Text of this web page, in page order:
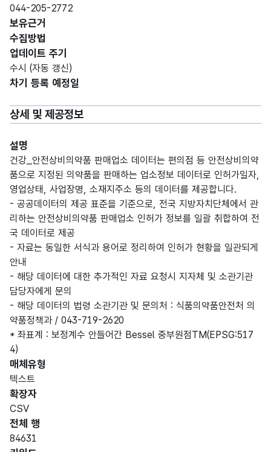
044-205-2772
보유근거
수집방법
업데이트 주기
수시 (자동 갱신)
차기 등록 예정일
상세 및 제공정보
설명
건강_안전상비의약품 판매업소 데이터는 편의점 등 안전상비의약
품으로 지정된 의약품을 판매하는 업소정보 데이터로 인허가일자,
영업상태, 사업장명, 소재지주소 등의 데이터를 제공합니다.
- 공공데이터의 제공 표준을 기준으로, 전국 지방자치단체에서 관
리하는 안전상비의약품 판매업소 인허가 정보를 일괄 취합하여 전
국 데이터로 제공
- 자료는 동일한 서식과 용어로 정리하여 인허가 현황을 일관되게
안내
- 해당 데이터에 대한 추가적인 자료 요청시 지자체 및 소관기관
담당자에게 문의
- 해당 데이터의 법령 소관기관 및 문의처 : 식품의약품안전처 의
약품정책과 / 043-719-2620
* 좌표계 : 보정계수 안들어간 Bessel 중부원점TM(EPSG:517
4)
매체유형
텍스트
확장자
CSV
전체 행
84631